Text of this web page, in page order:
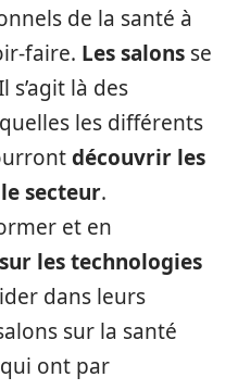
de la santé à
faire. Les salons se
là des
les différents
découvrir les
secteur.
et en
les technologies
dans leurs
sur la santé
ont par